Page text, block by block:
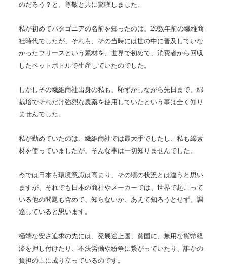
のだろう？と、尊敬と共に驚嘆しました。
私が初めてパタゴニアの名前を知ったのは、20数年前の繊維商
社時代でしたが、それも、その当時には世の中に普及していな
かったフリースという素材を、世界で初めて、消費者から回収
したペットボトルで生産していたのでした。
しかしその繊維商社出身の私も、恥ずかしながら先日まで、綿
栽培でそれだけ強烈な農薬を使用していたという事は全く知り
ませんでした。
私が勤めていたのは、繊維商社では最大手でしたし、私も綿素
材を使っていましたが、そんな事は一切知りませんでした。
今では日本も環境意識は高まり、その頃の状況とは違うと思い
ますが、それでも日本の商社やメーカーでは、世界で起こって
いる他の問題も含めて、知らないか、あえて知ろうとせず、調
達していると思います。
極端な安さ追求の先には、発展途上国、貧国に、無用な貨幣経
済を押し付けたり、不法労働や紛争に繋がっていたり、誰かの
負担の上に成り立っているのです。